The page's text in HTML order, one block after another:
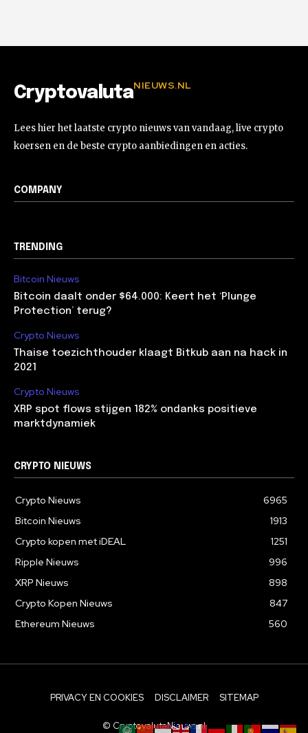
CryptovalutaNIEUWS.NL
Lees hier het laatste crypto nieuws van vandaag, live crypto
koersen en de beste crypto aanbiedingen en acties.
COMPANY
TRENDING
Bitcoin Nieuws
Bitcoin daalt onder $64.000: Keert het ‘Plunge
Protection’ terug?
Crypto Nieuws
Thaise toezichthouder klaagt Bitkub aan na hack in
2021
Crypto Nieuws
XRP spot flows stijgen 182% ondanks positieve
marktdynamiek
CRYPTO NIEUWS
Crypto Nieuws
6965
Bitcoin Nieuws
1913
Crypto kopen met iDEAL
1251
Ripple Nieuws
996
XRP Nieuws
898
Crypto Kopen Nieuws
847
Ethereum Nieuws
560
PRIVACY EN COOKIES DISCLAIMER SITEMAP
© CryptovalutaNieuws.nl